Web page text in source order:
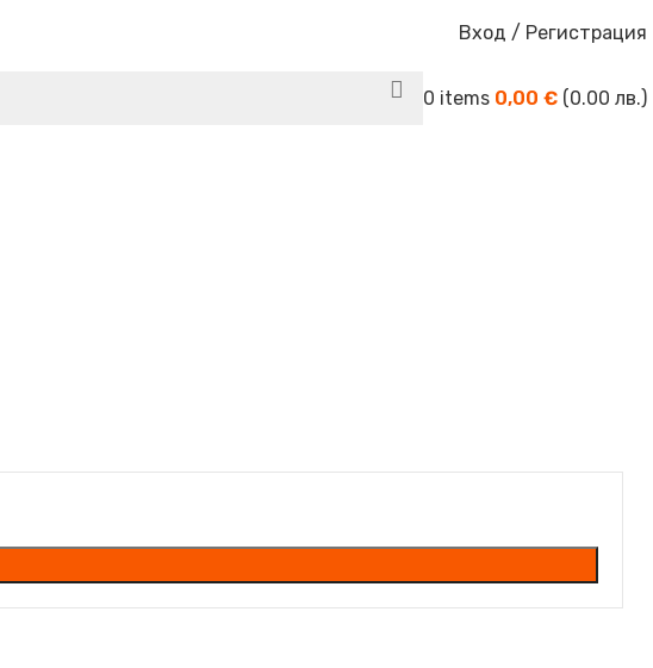
Вход / Регистрация
0 items 0,00 € (0.00 лв.)